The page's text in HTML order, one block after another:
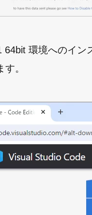
64bit 環境へのイ
。